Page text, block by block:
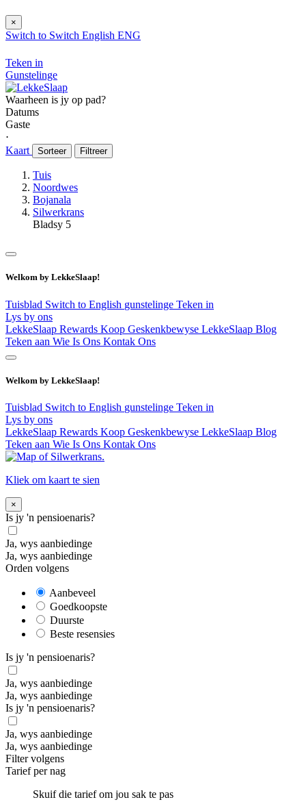
×
Switch to Switch English ENG
Teken in
Gunstelinge
Waarheen is jy op pad?
Datums
Gaste
⋅
Kaart
Sorteer Filtreer
Tuis
Noordwes
Bojanala
Silwerkrans
Bladsy 5
Welkom by LekkeSlaap!
Tuisblad Switch to English gunstelinge Teken in
Lys by ons
LekkeSlaap Rewards Koop Geskenkbewyse LekkeSlaap Blog
Teken aan Wie Is Ons Kontak Ons
Welkom by LekkeSlaap!
Tuisblad Switch to English gunstelinge Teken in
Lys by ons
LekkeSlaap Rewards Koop Geskenkbewyse LekkeSlaap Blog
Teken aan Wie Is Ons Kontak Ons
Kliek om kaart te sien
×
Is jy 'n pensioenaris?
Ja, wys aanbiedinge
Ja, wys aanbiedinge
Orden volgens
Aanbeveel
Goedkoopste
Duurste
Beste resensies
Is jy 'n pensioenaris?
Ja, wys aanbiedinge
Ja, wys aanbiedinge
Is jy 'n pensioenaris?
Ja, wys aanbiedinge
Ja, wys aanbiedinge
Filter volgens
Tarief per nag
Skuif die tarief om jou sak te pas